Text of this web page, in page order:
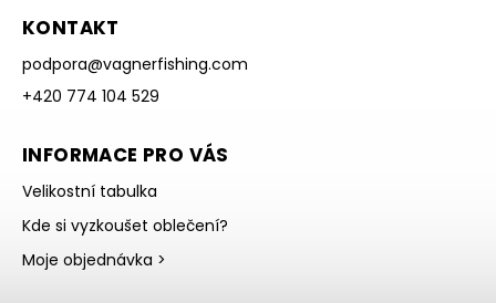
KONTAKT
podpora@vagnerfishing.com
+420 774 104 529
INFORMACE PRO VÁS
Velikostní tabulka
Kde si vyzkoušet oblečení?
Moje objednávka >